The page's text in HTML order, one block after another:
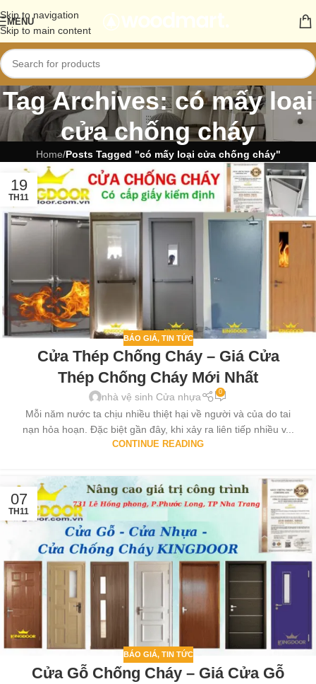
Skip to navigation
Skip to main content
MENU
Tag Archives: có mấy loại
cửa chống cháy
Home/Posts Tagged "có mấy loại cửa chống cháy"
19
TH11
BÁO GIÁ, TIN TỨC
Cửa Thép Chống Cháy – Giá Cửa
Thép Chống Cháy Mới Nhất
nhà vệ sinh Cửa nhựa 0
Mỗi năm nước ta chịu nhiều thiệt hại về người và của do tai
nạn hỏa hoạn. Đặc biệt gần đây, khi xảy ra liên tiếp nhiều v...
CONTINUE READING
07
TH11
BÁO GIÁ, TIN TỨC
Cửa Gỗ Chống Cháy – Giá Cửa Gỗ